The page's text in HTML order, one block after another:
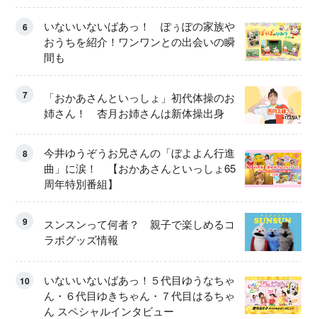
6
いないいないばあっ！ ぽぅぽの家族や
おうちを紹介！ワンワンとの出会いの瞬
間も
7
「おかあさんといっしょ」初代体操のお
姉さん！ 杏月お姉さんは新体操出身
8
今井ゆうぞうお兄さんの「ぼよよん行進
曲」に涙！ 【おかあさんといっしょ65
周年特別番組】
9
スンスンって何者？ 親子で楽しめるコ
ラボグッズ情報
10
いないいないばあっ！５代目ゆうなちゃ
ん・６代目ゆきちゃん・７代目はるちゃ
ん スペシャルインタビュー